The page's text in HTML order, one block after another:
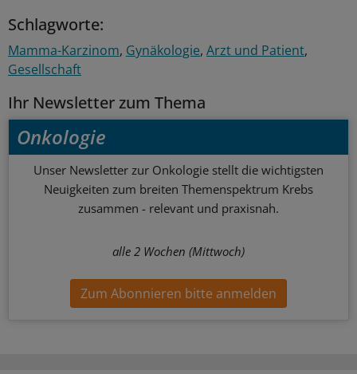
Schlagworte:
Mamma-Karzinom Gynäkologie Arzt und Patient
Gesellschaft
Ihr Newsletter zum Thema
Onkologie
Unser Newsletter zur Onkologie stellt die wichtigsten
Neuigkeiten zum breiten Themenspektrum Krebs
zusammen - relevant und praxisnah.
alle 2 Wochen (Mittwoch)
Zum Abonnieren bitte anmelden